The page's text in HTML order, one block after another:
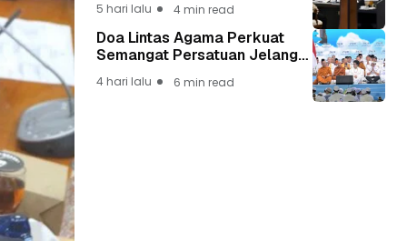
5 hari lalu 4 min read
Doa Lintas Agama Perkuat
Semangat Persatuan Jelang
4 hari lalu 6 min read